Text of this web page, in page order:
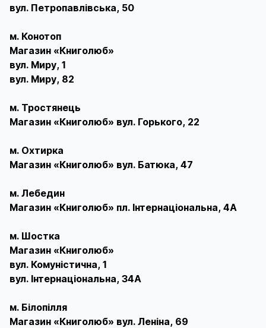
вул. Петропавлівська, 50
м. Конотоп
Магазин «Книголюб»
вул. Миру, 1
вул. Миру, 82
м. Тростянець
Магазин «Книголюб» вул. Горького, 22
м. Охтирка
Магазин «Книголюб» вул. Батюка, 47
м. Лебедин
Магазин «Книголюб» пл. Інтернаціональна, 4А
м. Шостка
Магазин «Книголюб»
вул. Комуністична, 1
вул. Інтернаціональна, 34А
м. Білопілля
Магазин «Книголюб» вул. Леніна, 69